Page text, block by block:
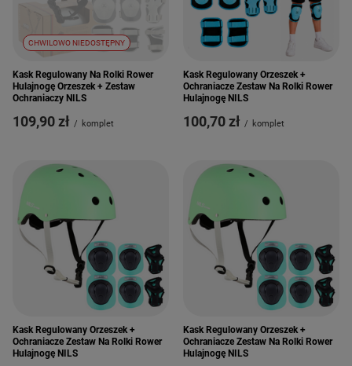
CHWILOWO NIEDOSTĘPNY
Kask Regulowany Na Rolki Rower
Hulajnogę Orzeszek + Zestaw
Ochraniaczy NILS
109,90 zł / komplet
Kask Regulowany Orzeszek +
Ochraniacze Zestaw Na Rolki Rower
Hulajnogę NILS
100,70 zł / komplet
Kask Regulowany Orzeszek +
Ochraniacze Zestaw Na Rolki Rower
Hulajnogę NILS
Kask Regulowany Orzeszek +
Ochraniacze Zestaw Na Rolki Rower
Hulajnogę NILS